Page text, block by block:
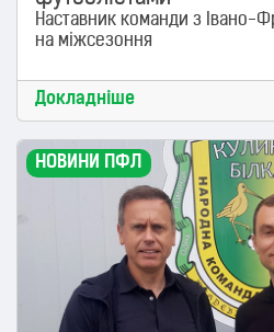
Наставник команди з Івано-
на міжсезоння
Докладніше
НОВИНИ ПФЛ